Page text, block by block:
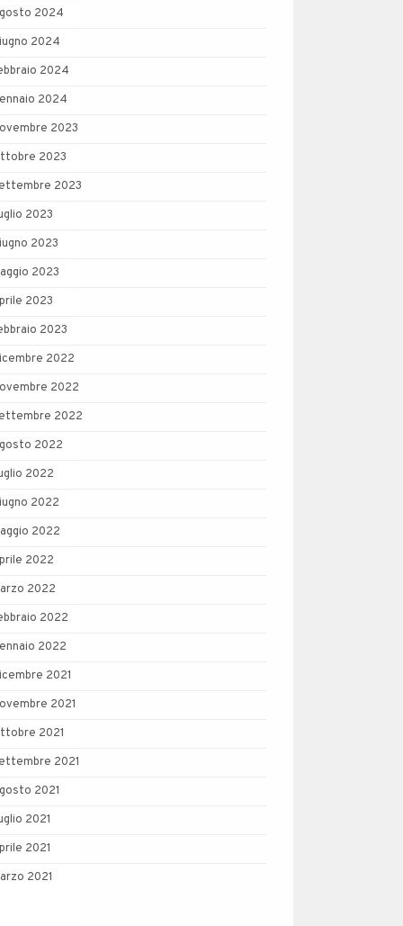
2024
2024
2024
2024
2023
2023
2023
2023
2023
2023
2023
2023
2022
2022
2022
2022
2022
2022
2022
2022
2022
2022
2022
2021
2021
2021
2021
2021
2021
2021
2021